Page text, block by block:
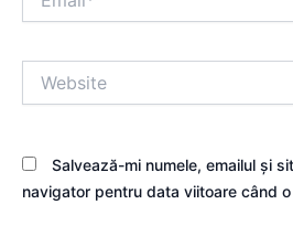
Salvează-mi numele, emailul și
navigator pentru data viitoare când